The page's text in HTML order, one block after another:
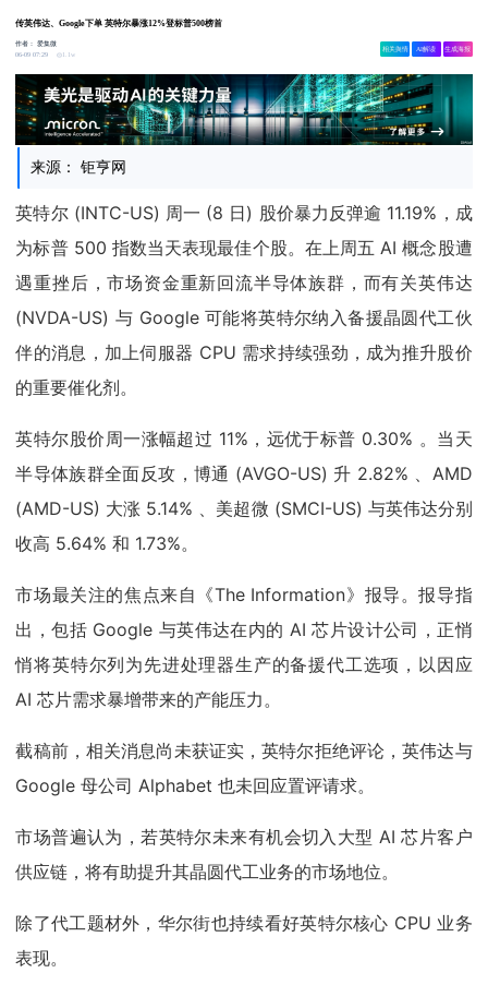
传英伟达、Google下单 英特尔暴涨12%登标普500榜首
作者：爱集微
06-09 07:29
1.1w
相关舆情 AI解读 生成海报
来源： 钜亨网
英特尔 (INTC-US) 周一 (8 日) 股价暴力反弹逾 11.19%，成
为标普 500 指数当天表现最佳个股。在上周五 AI 概念股遭
遇重挫后，市场资金重新回流半导体族群，而有关英伟达
(NVDA-US) 与 Google 可能将英特尔纳入备援晶圆代工伙
伴的消息，加上伺服器 CPU 需求持续强劲，成为推升股价
的重要催化剂。
英特尔股价周一涨幅超过 11%，远优于标普 0.30% 。当天
半导体族群全面反攻，博通 (AVGO-US) 升 2.82% 、AMD
(AMD-US) 大涨 5.14% 、美超微 (SMCI-US) 与英伟达分别
收高 5.64% 和 1.73%。
市场最关注的焦点来自《The Information》报导。报导指
出，包括 Google 与英伟达在内的 AI 芯片设计公司，正悄
悄将英特尔列为先进处理器生产的备援代工选项，以因应
AI 芯片需求暴增带来的产能压力。
截稿前，相关消息尚未获证实，英特尔拒绝评论，英伟达与
Google 母公司 Alphabet 也未回应置评请求。
市场普遍认为，若英特尔未来有机会切入大型 AI 芯片客户
供应链，将有助提升其晶圆代工业务的市场地位。
除了代工题材外，华尔街也持续看好英特尔核心 CPU 业务
表现。